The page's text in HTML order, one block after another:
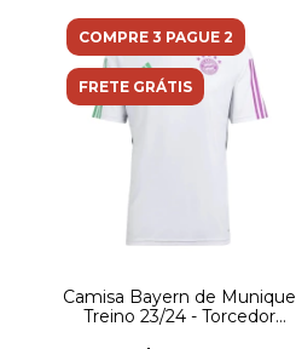
COMPRE 3 PAGUE 2
FRETE GRÁTIS
Camisa Bayern de Munique
Treino 23/24 - Torcedor